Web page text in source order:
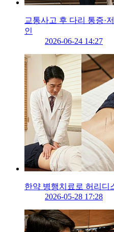
교통사고 후 다리 통증·
인
2026-06-24 14:27
한약 병행치료로 허리디
2026-05-28 17:28